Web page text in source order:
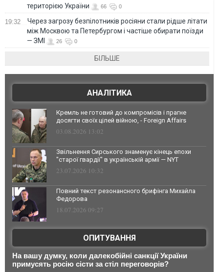
територією України 66 0
19:32
Через загрозу безпілотників росіяни стали рідше літати
між Москвою та Петербургом і частіше обирати поїзди
— ЗМІ
26 0
БІЛЬШЕ
АНАЛІТИКА
Кремль не готовий до компромісів і прагне
досягти своїх цілей війною, - Foreign Affairs
03.08.2026 13:02
Звільнення Сирського знаменує кінець епохи
"старої гвардії" в українській армії — NYT
23.07.2026 10:32
Повний текст резонансного брифінга Михайла
Федорова
18.07.2026 09:27
ОПИТУВАННЯ
На вашу думку, коли далекобійні санкції України
примусять росію сісти за стіл переговорів?